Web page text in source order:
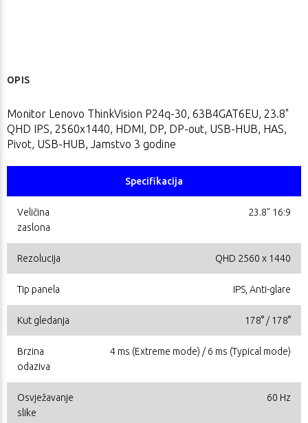
OPIS
Monitor Lenovo ThinkVision P24q-30, 63B4GAT6EU, 23.8"
QHD IPS, 2560x1440, HDMI, DP, DP-out, USB-HUB, HAS,
Pivot, USB-HUB, Jamstvo 3 godine
Specifikacija
Veličina
zaslona
23.8" 16:9
Rezolucija QHD 2560 x 1440
Tip panela IPS, Anti-glare
Kut gledanja 178° / 178°
Brzina
odaziva
4 ms (Extreme mode) / 6 ms (Typical mode)
Osvježavanje
slike
60 Hz